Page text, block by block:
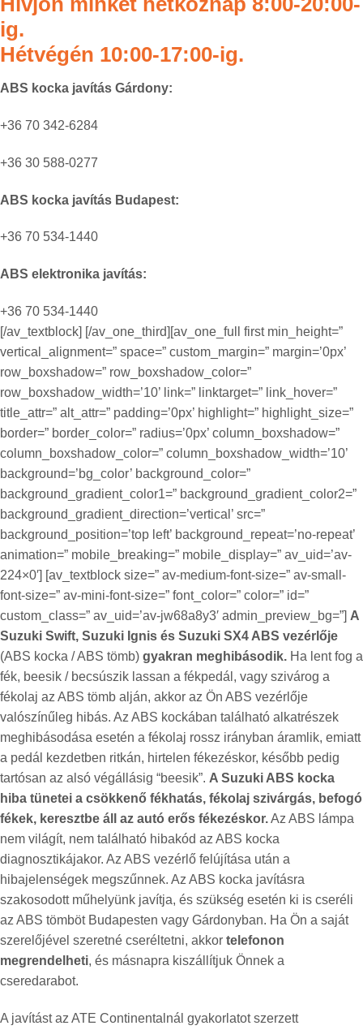
ig.
Hétvégén 10:00-17:00-ig.
ABS kocka javítás Gárdony:
+36 70 342-6284
+36 30 588-0277
ABS kocka javítás Budapest:
+36 70 534-1440
ABS elektronika javítás:
+36 70 534-1440
[/av_textblock] [/av_one_third][av_one_full first min_height=”
vertical_alignment=” space=” custom_margin=” margin=’0px’
row_boxshadow=” row_boxshadow_color=”
row_boxshadow_width=’10’ link=” linktarget=” link_hover=”
title_attr=” alt_attr=” padding=’0px’ highlight=” highlight_size=”
border=” border_color=” radius=’0px’ column_boxshadow=”
column_boxshadow_color=” column_boxshadow_width=’10’
background=’bg_color’ background_color=”
background_gradient_color1=” background_gradient_color2=”
background_gradient_direction=’vertical’ src=”
background_position=’top left’ background_repeat=’no-repeat’
animation=” mobile_breaking=” mobile_display=” av_uid=’av-
224×0′] [av_textblock size=” av-medium-font-size=” av-small-
font-size=” av-mini-font-size=” font_color=” color=” id=”
custom_class=” av_uid=’av-jw68a8y3′ admin_preview_bg=”] A
Suzuki Swift, Suzuki Ignis és Suzuki SX4 ABS vezérlője
(ABS kocka / ABS tömb) gyakran meghibásodik. Ha lent fog a
fék, beesik / becsúszik lassan a fékpedál, vagy szivárog a
fékolaj az ABS tömb alján, akkor az Ön ABS vezérlője
valószínűleg hibás. Az ABS kockában található alkatrészek
meghibásodása esetén a fékolaj rossz irányban áramlik, emiatt
a pedál kezdetben ritkán, hirtelen fékezéskor, később pedig
tartósan az alsó végállásig “beesik”. A Suzuki ABS kocka
hiba tünetei a csökkenő fékhatás, fékolaj szivárgás, befogó
fékek, keresztbe áll az autó erős fékezéskor.Az ABS lámpa
nem világít, nem található hibakód az ABS kocka
diagnosztikájakor. Az ABS vezérlő felújítása után a
hibajelenségek megszűnnek. Az ABS kocka javításra
szakosodott műhelyünk javítja, és szükség esetén ki is cseréli
az ABS tömböt Budapesten vagy Gárdonyban. Ha Ön a saját
szerelőjével szeretné cseréltetni, akkor telefonon
megrendelheti, és másnapra kiszállítjuk Önnek a
cseredarabot.
A javítást az ATE Continentalnál gyakorlatot szerzett